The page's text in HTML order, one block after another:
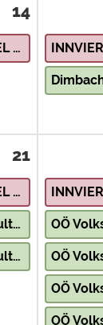
14
INNVIERTEL – Natur & Landschaft
21
INNVIERTEL – Natur & Landschaft
OÖ Volkskultur erleben – Krippenbaukurs
OÖ Volkskultur erleben – Auf die Instrumente, fertig, los!